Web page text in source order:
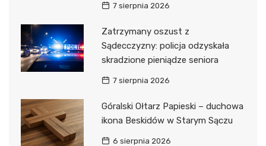
7 sierpnia 2026
Zatrzymany oszust z
Sądecczyzny: policja odzyskała
skradzione pieniądze seniora
7 sierpnia 2026
Góralski Ołtarz Papieski – duchowa
ikona Beskidów w Starym Sączu
6 sierpnia 2026